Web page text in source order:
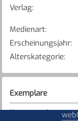
Verlag:
Medienart:
Erscheinungsjahr:
Alterskategorie:
Exemplare
Karte anzeigen